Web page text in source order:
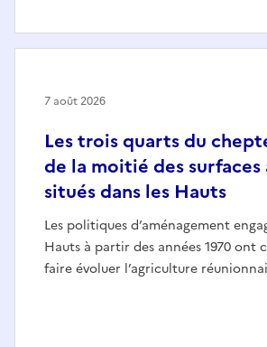
Les trois quarts du
de la moitié des surfaces
situés dans les Hauts
Les politiques d’aménagement
Hauts à partir des années 1970 ont
faire évoluer l’agriculture
7 août 2026